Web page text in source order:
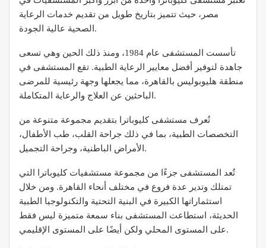
مصر، حيث تتميز بتاريخ طويل من تقديم خدمات الرعاية
الصحية عالية الجودة.
تأسست المستشفى عام 1984، ومنذ ذلك الحين وهي تسعى
جاهدة لتوفير أفضل معايير الرعاية الطبية. تقع المستشفى في
منطقة هليوبوليس بالقاهرة، مما يجعلها وجهة رئيسية للمرضى
الباحثين عن العلاج والرعاية المتكاملة.
تُعرف مستشفى كليوباترا بتقديم مجموعة متنوعة من
التخصصات الطبية، بما في ذلك جراحة القلب، طب الأطفال،
الأمراض الباطنية، وجراحة التجميل.
تُعد المستشفى جزءًا من مجموعة مستشفيات كليوباترا التي
تمتلك وتدير عدة فروع في مختلف أنحاء القاهرة. ومن خلال
استثماراتها الكبيرة في البنية التحتية والتكنولوجيا الطبية
الحديثة، استطاعت المستشفى بناء سمعة متميزة ليس فقط
على المستوى المحلي ولكن أيضًا على المستوى الإقليمي.